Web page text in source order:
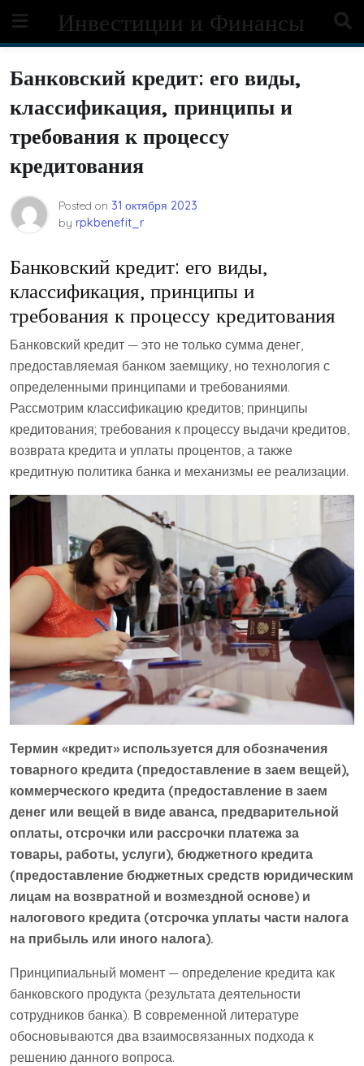
content
Инвестиции и Финансы
Банковский кредит: его виды,
классификация, принципы и
требования к процессу
кредитования
Posted on 31 октября 2023
by rpkbenefit_r
Банковский кредит: его виды,
классификация, принципы и
требования к процессу кредитования
Банковский кредит — это не только сумма денег,
предоставляемая банком заемщику, но технология с
определенными принципами и требованиями.
Рассмотрим классификацию кредитов; принципы
кредитования; требования к процессу выдачи кредитов,
возврата кредита и уплаты процентов, а также
кредитную политика банка и механизмы ее реализации.
Термин «кредит» используется для обозначения
товарного кредита (предоставление в заем вещей),
коммерческого кредита (предоставление в заем
денег или вещей в виде аванса, предварительной
оплаты, отсрочки или рассрочки платежа за
товары, работы, услуги), бюджетного кредита
(предоставление бюджетных средств юридическим
лицам на возвратной и возмездной основе) и
налогового кредита (отсрочка уплаты части налога
на прибыль или иного налога).
Принципиальный момент — определение кредита как
банковского продукта (результата деятельности
сотрудников банка). В современной литературе
обосновываются два взаимосвязанных подхода к
решению данного вопроса.